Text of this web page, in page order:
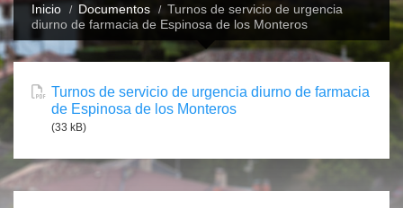
Inicio Documentos
Turnos de servicio de urgencia
diurno de farmacia de Espinosa de los Monteros
Turnos de servicio de urgencia diurno de farmacia
de Espinosa de los Monteros
(33 kB)